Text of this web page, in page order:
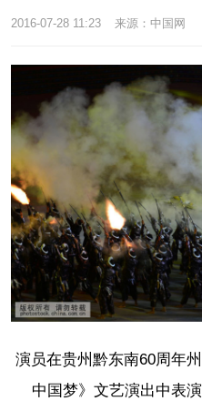
2016-07-28 11:23 来源：中国网
演员在贵州黔东南60周年
中国梦》文艺演出中表